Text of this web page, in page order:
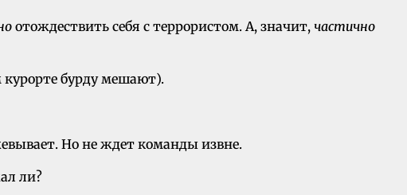
отождествить себя с террористом. А, значит, частично
курорте бурду мешают).
Но не ждет команды извне.
ли?